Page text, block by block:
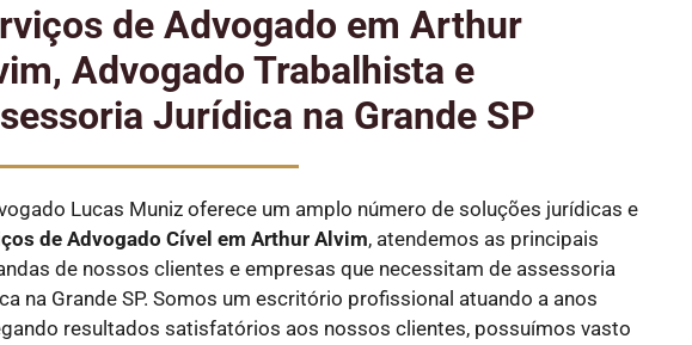
de Advogado em Arthur
Advogado Trabalhista e
Jurídica na Grande SP
Lucas Muniz oferece um amplo número de soluções jurídicas e
de Advogado Cívelem Arthur Alvim, atendemos as principais
de nossos clientes e empresas que necessitam de assessoria
na Grande SP. Somos um escritório profissional atuando a anos
resultados satisfatórios aos nossos clientes, possuímos vasto